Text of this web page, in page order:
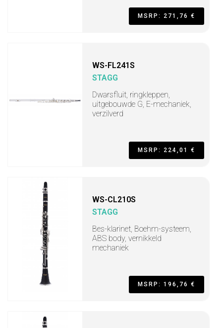
MSRP: 271,76 €
WS-FL241S
STAGG
Dwarsfluit, ringkleppen,
uitgebouwde G, E-mechaniek,
verzilverd
MSRP: 224,01 €
WS-CL210S
STAGG
Bes-klarinet, Boehm-systeem,
ABS body, vernikkeld
mechaniek
MSRP: 196,76 €